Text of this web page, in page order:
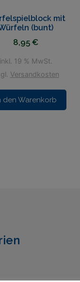
mit
(bunt)
8,95 €
inkl. 19 % MwSt.
Versandkosten
den Warenkorb